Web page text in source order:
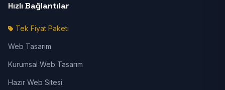
Hızlı Bağlantılar
Tek Fiyat Paketi
Web Tasarım
Kurumsal Web Tasarım
Hazır Web Sitesi